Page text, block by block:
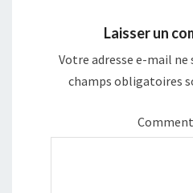
Laisser un
Votre adresse e-mail ne
champs obligatoires